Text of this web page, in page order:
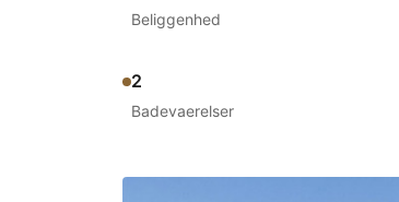
Beliggenhed
2
Badevaerelser